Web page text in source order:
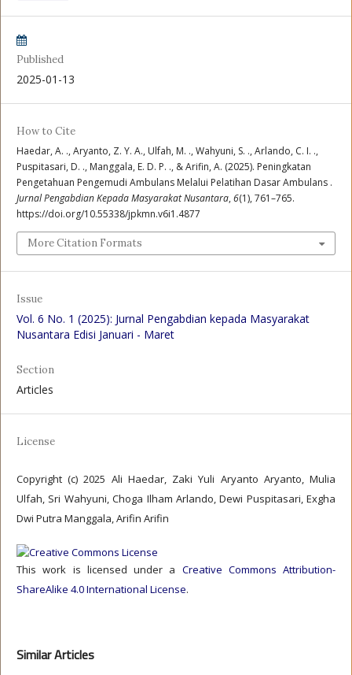
Published
2025-01-13
How to Cite
Haedar, A. ., Aryanto, Z. Y. A., Ulfah, M. ., Wahyuni, S. ., Arlando, C. I. .,
Puspitasari, D. ., Manggala, E. D. P. ., & Arifin, A. (2025). Peningkatan
Pengetahuan Pengemudi Ambulans Melalui Pelatihan Dasar Ambulans .
Jurnal Pengabdian Kepada Masyarakat Nusantara, 6(1), 761–765.
https://doi.org/10.55338/jpkmn.v6i1.4877
More Citation Formats
Issue
Vol. 6 No. 1 (2025): Jurnal Pengabdian kepada Masyarakat
Nusantara Edisi Januari - Maret
Section
Articles
License
Copyright (c) 2025 Ali Haedar, Zaki Yuli Aryanto Aryanto, Mulia
Ulfah, Sri Wahyuni, Choga Ilham Arlando, Dewi Puspitasari, Exgha
Dwi Putra Manggala, Arifin Arifin
This work is licensed under a Creative Commons Attribution-
ShareAlike 4.0 International License.
Similar Articles